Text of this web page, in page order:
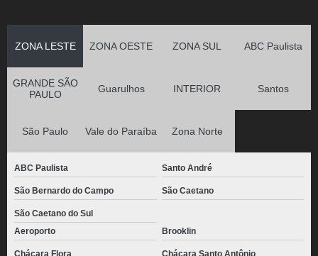
ZONA LESTE ZONA OESTE ZONA SUL ABC Paulista
GRANDE SÃO
PAULO
Guarulhos INTERIOR Santos
São Paulo Vale do Paraíba Zona Norte
ABC Paulista Santo André
São Bernardo do Campo São Caetano
São Caetano do Sul
Aeroporto
Brooklin